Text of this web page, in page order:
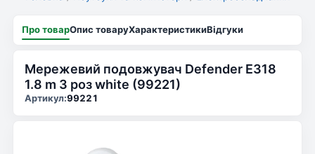
Про товарОпис товаруХарактеристикиВідгуки
Мережевий подовжувач Defender E318
1.8 m 3 роз white (99221)
Артикул:99221